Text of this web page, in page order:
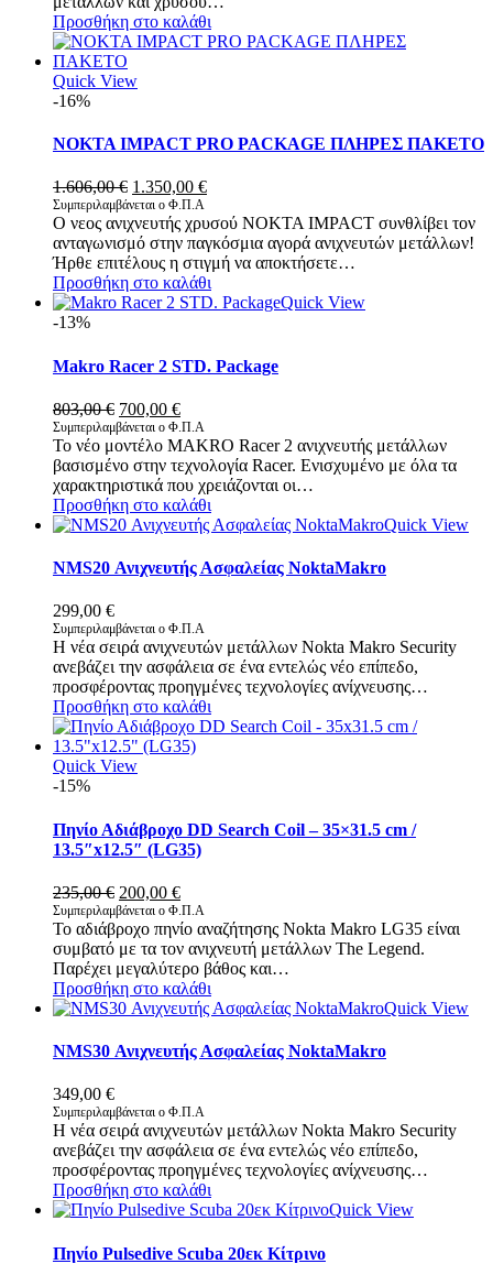
Προσθήκη στο καλάθι
Quick View
-16%
NOKTA IMPACT PRO PACKAGE ΠΛΗΡΕΣ ΠΑΚΕΤΟ
1.606,00€ Original
price
was:
1.606,00 €.
1.350,00 €Η
τιμή
είναι:
1.350,00 €.
Συμπεριλαμβάνεται ο Φ.Π.Α
O νεος ανιχνευτής χρυσού NOKTA IMPACT συνθλίβει τον
ανταγωνισμό στην παγκόσμια αγορά ανιχνευτών μετάλλων!
Ήρθε επιτέλους η στιγμή να αποκτήσετε…
Προσθήκη στο καλάθι
Quick View
-13%
Makro Racer 2 STD. Package
803,00€ Original
price
was:
803,00 €.
700,00 €Η
τρέχουσα
τιμή
είναι:
700,00 €.
Συμπεριλαμβάνεται ο Φ.Π.Α
Το νέο μοντέλο MAKRO Racer 2 ανιχνευτής μετάλλων
βασισμένο στην τεχνολογία Racer. Ενισχυμένο με όλα τα
χαρακτηριστικά που χρειάζονται οι…
Προσθήκη στο καλάθι
Quick View
NMS20 Ανιχνευτής Ασφαλείας NoktaMakro
299,00 €
Συμπεριλαμβάνεται ο Φ.Π.Α
Η νέα σειρά ανιχνευτών μετάλλων Nokta Makro Security
ανεβάζει την ασφάλεια σε ένα εντελώς νέο επίπεδο,
προσφέροντας προηγμένες τεχνολογίες ανίχνευσης…
Προσθήκη στο καλάθι
Quick View
-15%
Πηνίο Αδιάβροχο DD Search Coil – 35×31.5 cm /
13.5″x12.5″ (LG35)
235,00€ Original
price
was:
235,00 €.
200,00 €Η
τρέχουσα
τιμή
είναι:
200,00 €.
Συμπεριλαμβάνεται ο Φ.Π.Α
Το αδιάβροχο πηνίο αναζήτησης Nokta Makro LG35 είναι
συμβατό με τα τον ανιχνευτή μετάλλων The Legend.
Παρέχει μεγαλύτερο βάθος και…
Προσθήκη στο καλάθι
Quick View
NMS30 Ανιχνευτής Ασφαλείας NoktaMakro
349,00 €
Συμπεριλαμβάνεται ο Φ.Π.Α
Η νέα σειρά ανιχνευτών μετάλλων Nokta Makro Security
ανεβάζει την ασφάλεια σε ένα εντελώς νέο επίπεδο,
προσφέροντας προηγμένες τεχνολογίες ανίχνευσης…
Προσθήκη στο καλάθι
Quick View
Πηνίο Pulsedive Scuba 20εκ Κίτρινο